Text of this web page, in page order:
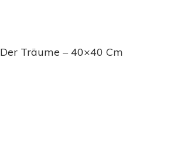
Träume – 40×40 Cm